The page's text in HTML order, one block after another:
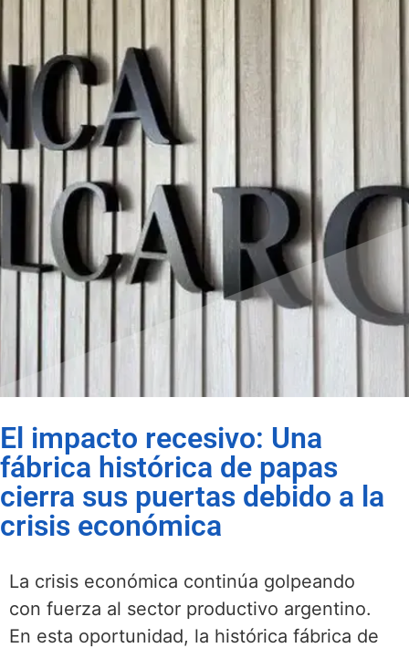
El impacto recesivo: Una
fábrica histórica de papas
cierra sus puertas debido a la
crisis económica
La crisis económica continúa golpeando
con fuerza al sector productivo argentino.
En esta oportunidad, la histórica fábrica de